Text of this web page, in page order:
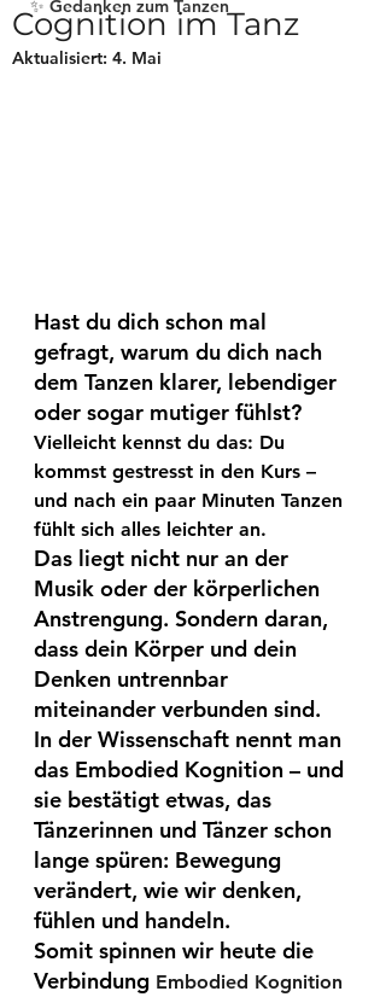
✨ Gedanken zum Tanzen
Cognition im Tanz
Aktualisiert: 4. Mai
Hast du dich schon mal
gefragt, warum du dich nach
dem Tanzen klarer, lebendiger
oder sogar mutiger fühlst?
Vielleicht kennst du das: Du
kommst gestresst in den Kurs –
und nach ein paar Minuten Tanzen
fühlt sich alles leichter an.
Das liegt nicht nur an der
Musik oder der körperlichen
Anstrengung. Sondern daran,
dass dein Körper und dein
Denken untrennbar
miteinander verbunden sind.
In der Wissenschaft nennt man
das Embodied Kognition – und
sie bestätigt etwas, das
Tänzerinnen und Tänzer schon
lange spüren: Bewegung
verändert, wie wir denken,
fühlen und handeln.
Somit spinnen wir heute die
Verbindung Embodied Kognition